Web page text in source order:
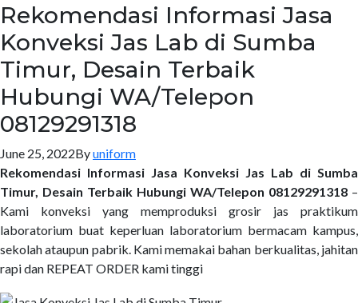
Rekomendasi Informasi Jasa
Konveksi Jas Lab di Sumba
Timur, Desain Terbaik
Hubungi WA/Telepon
08129291318
June 25, 2022Byuniform
Rekomendasi Informasi Jasa Konveksi Jas Lab di Sumba
Timur, Desain Terbaik Hubungi WA/Telepon 08129291318 –
Kami konveksi yang memproduksi grosir jas praktikum
laboratorium buat keperluan laboratorium bermacam kampus,
sekolah ataupun pabrik. Kami memakai bahan berkualitas, jahitan
rapi dan REPEAT ORDER kami tinggi